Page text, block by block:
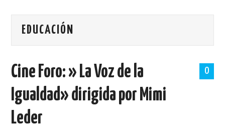
SOBRE VOCES VITALES
NOTICIAS
LOGROS
EDUCACIÓN
0
Cine Foro: » La Voz de la
Igualdad» dirigida por Mimi
Leder